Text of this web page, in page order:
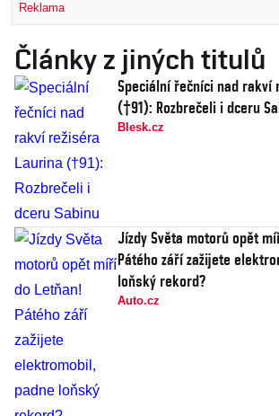
Reklama
Články z jiných titulů
Speciální řečníci nad rakví
(†91): Rozbrečeli i dceru
Blesk.cz
Jízdy Světa motorů opět
Pátého září zažijete
loňský rekord?
Auto.cz